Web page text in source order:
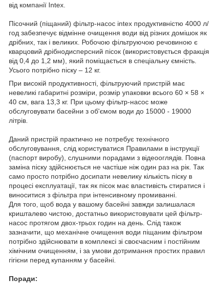
від компанії Intex.
Пісочний (піщаний) фільтр-насос intex продуктивністю 4000 л/
год забезпечує відмінне очищення води від різних домішок як
дрібних, так і великих. Робочою фільтруючою речовиною є
кварцовий дрібнодисперсний пісок (використовується фракція
від 0,4 до 1,2 мм), який поміщається в спеціальну ємність.
Усього потрібно піску – 12 кг.
При високій продуктивності, фільтруючий пристрій має
невеликі габаритні розміри, розмір упаковки всього 60 × 58 ×
40 см, вага 13,3 кг. При цьому фільтр-насос може
обслуговувати басейни з об'ємом води до 15000 - 19000
літрів.
Даний пристрій практично не потребує технічного
обслуговування, слід користуватися Правилами в інструкції
(паспорт виробу), слушними порадами з відеооглядів. Повна
заміна піску здійснюється не частіше ніж один раз на рік. Так
само просто потрібно досипати невелику кількість піску в
процесі експлуатації, так як пісок має властивість стиратися і
виноситися з фільтра при інтенсивному промиванні.
Для того, щоб вода у вашому басейні завжди залишалася
кришталево чистою, достатньо використовувати цей фільтр-
насос протягом двох-трьох годин на день. Слід також
зазначити, що механічне очищення води піщаним фільтром
потрібно здійснювати в комплексі зі своєчасним і постійним
хімічним очищенням, і за умови дотримання простих правил
гігієни перед купанням у басейні.
Поради: